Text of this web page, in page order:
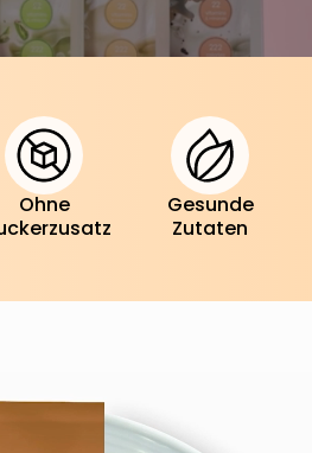
Ohne Gesunde
Zutaten